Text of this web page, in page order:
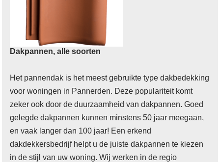
Dakpannen, alle soorten
Het pannendak is het meest gebruikte type dakbedekking
voor woningen in Pannerden. Deze populariteit komt
zeker ook door de duurzaamheid van dakpannen. Goed
gelegde dakpannen kunnen minstens 50 jaar meegaan,
en vaak langer dan 100 jaar! Een erkend
dakdekkersbedrijf helpt u de juiste dakpannen te kiezen
in de stijl van uw woning. Wij werken in de regio